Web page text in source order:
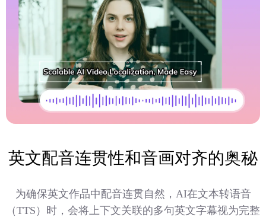
英文配音连贯性和音画对齐的奥秘
为确保英文作品中配音连贯自然，AI在文本转语音
（TTS）时，会将上下文关联的多句英文字幕视为完整